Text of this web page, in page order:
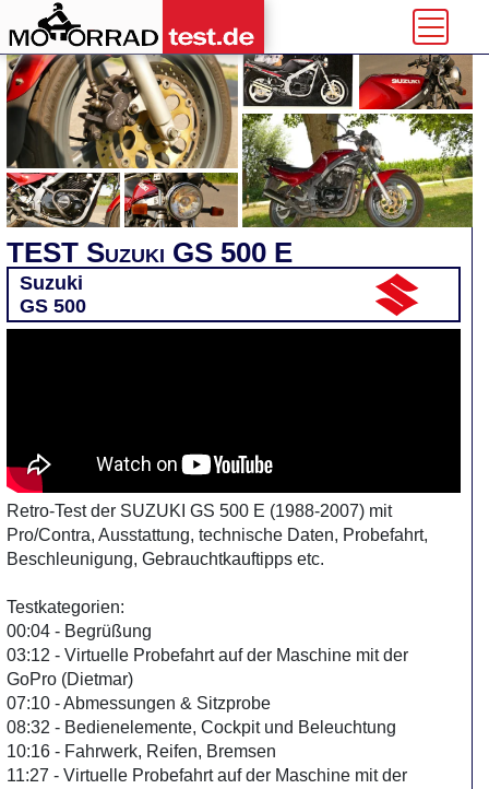
TEST Suzuki GS 500 E
Suzuki
GS 500
Retro-Test der SUZUKI GS 500 E (1988-2007) mit
Pro/Contra, Ausstattung, technische Daten, Probefahrt,
Beschleunigung, Gebrauchtkauftipps etc.
Testkategorien:
00:04 - Begrüßung
03:12 - Virtuelle Probefahrt auf der Maschine mit der
GoPro (Dietmar)
07:10 - Abmessungen & Sitzprobe
08:32 - Bedienelemente, Cockpit und Beleuchtung
10:16 - Fahrwerk, Reifen, Bremsen
11:27 - Virtuelle Probefahrt auf der Maschine mit der